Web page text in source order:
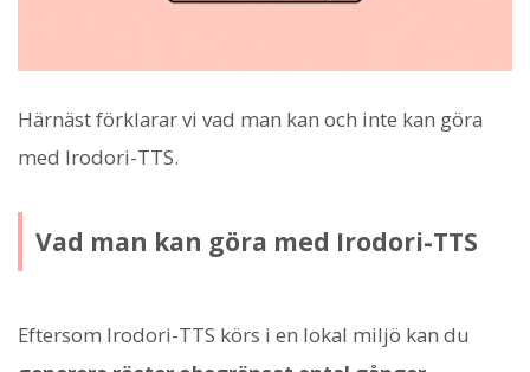
Härnäst förklarar vi vad man kan och inte kan göra
med Irodori-TTS.
Vad man kan göra med Irodori-TTS
Eftersom Irodori-TTS körs i en lokal miljö kan du